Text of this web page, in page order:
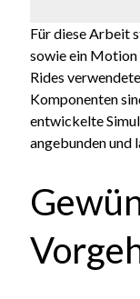
Für diese Arbeit
sowie ein Motion
Rides
Komponenten
entwickelte
angebunden und